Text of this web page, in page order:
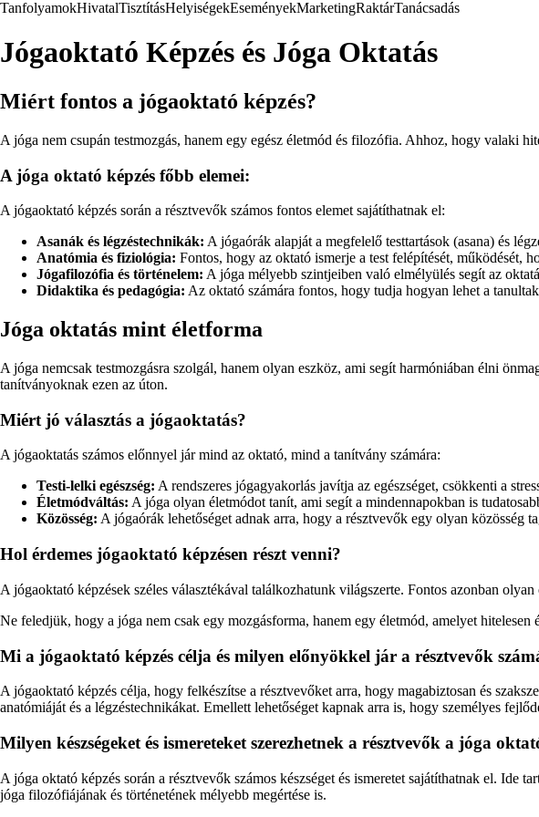
TanfolyamokHivatalTisztításHelyiségekEseményekMarketingRaktárTanácsadás
Jógaoktató Képzés és Jóga Oktatás
Miért fontos a jógaoktató képzés?
A jóga nem csupán testmozgás, hanem egy egész életmód és filozófia. Ahhoz, hogy valaki
A jóga oktató képzés főbb elemei:
A jógaoktató képzés során a résztvevők számos fontos elemet sajátíthatnak el:
Asanák és légzéstechnikák: A jógaórák alapját a megfelelő testtartások (asana) és
Anatómia és fiziológia: Fontos, hogy az oktató ismerje a test felépítését, működését,
Jógafilozófia és történelem: A jóga mélyebb szintjeiben való elmélyülés segít az
Didaktika és pedagógia: Az oktató számára fontos, hogy tudja hogyan lehet a
Jóga oktatás mint életforma
A jóga nemcsak testmozgásra szolgál, hanem olyan eszköz, ami segít harmóniában élni
tanítványoknak ezen az úton.
Miért jó választás a jógaoktatás?
A jógaoktatás számos előnnyel jár mind az oktató, mind a tanítvány számára:
Testi-lelki egészség: A rendszeres jógagyakorlás javítja az egészséget, csökkenti a
Életmódváltás: A jóga olyan életmódot tanít, ami segít a mindennapokban is
Közösség: A jógaórák lehetőséget adnak arra, hogy a résztvevők egy olyan közösség
Hol érdemes jógaoktató képzésen részt venni?
A jógaoktató képzések széles választékával találkozhatunk világszerte. Fontos azonban
Ne feledjük, hogy a jóga nem csak egy mozgásforma, hanem egy életmód, amelyet hitelesen
Mi a jógaoktató képzés célja és milyen előnyökkel jár a résztvevők
A jógaoktató képzés célja, hogy felkészítse a résztvevőket arra, hogy magabiztosan és
anatómiáját és a légzéstechnikákat. Emellett lehetőséget kapnak arra is, hogy személyes
Milyen készségeket és ismereteket szerezhetnek a résztvevők a jóga
A jóga oktató képzés során a résztvevők számos készséget és ismeretet sajátíthatnak el. Ide
jóga filozófiájának és történetének mélyebb megértése is.